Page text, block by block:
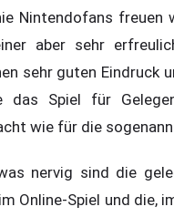
Nintendofans freuen
aber sehr
sehr guten Eindruck
das Spiel für
wie für die
nervig sind die
Online-Spiel und die,